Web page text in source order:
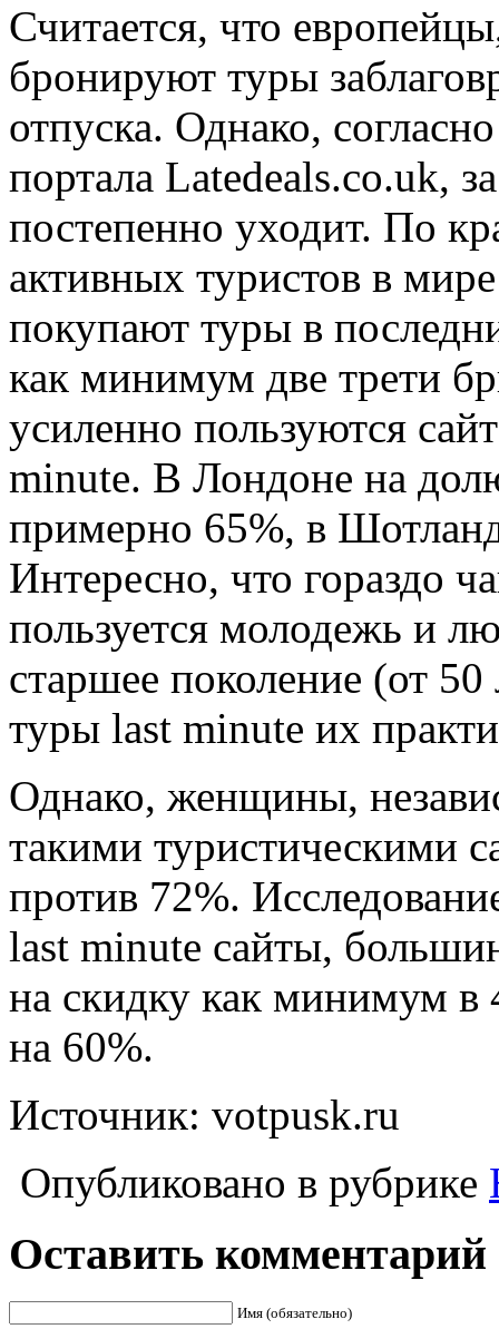
Считается, что
бронируют туры
отпуска. Однако,
портала Latedeals.co.uk,
постепенно уходит. По
активных туристов в
покупают туры в
как минимум две трети
усиленно пользуются
minute. В Лондоне на
примерно 65%, в
Интересно, что гораздо
пользуется молодежь и
старшее поколение (от 50
туры last minute их
Однако, женщины,
такими туристическими
против 72%.
last minute сайты,
на скидку как минимум
на 60%.
Источник: votpusk.ru
Опубликовано в рубрике
Оставить комментарий
Имя (обязательно)